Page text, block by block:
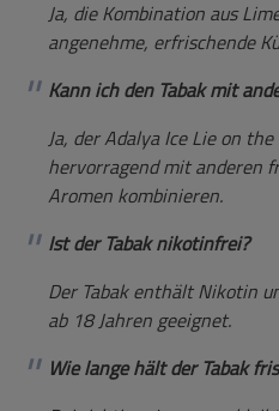
Ja, die Kombination aus
angenehme, erfrischende
Kann ich den Tabak mit
Ja, der Adalya Ice Lie on
hervorragend mit anderen
Aromen kombinieren.
Ist der Tabak nikotinfrei?
Der Tabak enthält Nikotin
ab 18 Jahren geeignet.
Wie lange hält der Tabak